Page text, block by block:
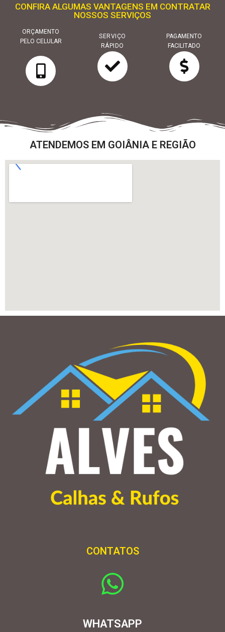
CONFIRA ALGUMAS VANTAGENS EM CONTRATAR
NOSSOS SERVIÇOS
ORÇAMENTO
PELO CELULAR
SERVIÇO
RÁPIDO
PAGAMENTO
FACILITADO
ATENDEMOS EM GOIÂNIA E REGIÃO
CONTATOS
WHATSAPP